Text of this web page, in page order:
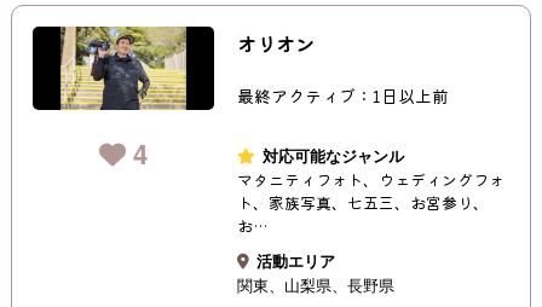
4
オリオン
最終アクティブ：1日以上前
対応可能なジャンル
マタニティフォト、ウェディングフォ
ト、家族写真、七五三、お宮参り、
お…
活動エリア
関東
山梨県 長野県